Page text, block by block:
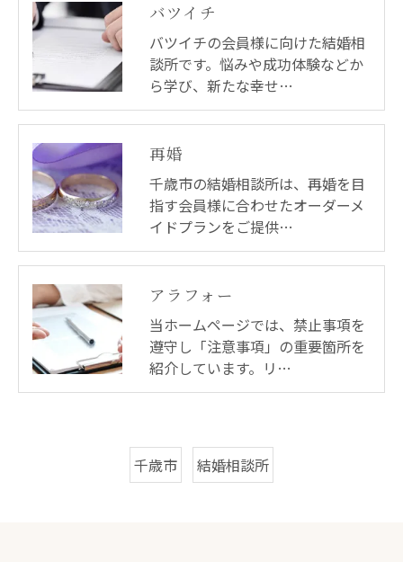
バツイチ
バツイチの会員様に向けた結婚相
談所です。悩みや成功体験などか
ら学び、新たな幸せ…
再婚
千歳市の結婚相談所は、再婚を目
指す会員様に合わせたオーダーメ
イドプランをご提供…
アラフォー
当ホームページでは、禁止事項を
遵守し「注意事項」の重要箇所を
紹介しています。リ…
千歳市 結婚相談所